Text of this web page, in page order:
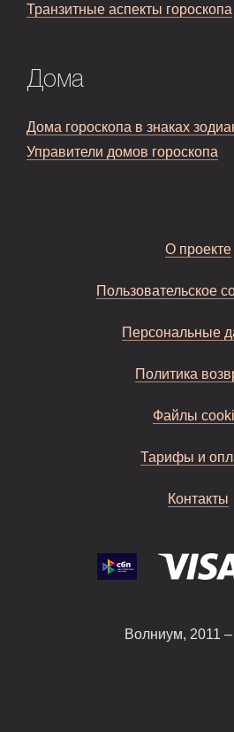
Транзитные аспекты гороскопа
Дома
Дома гороскопа в знаках
Управители домов гороскопа
О проекте
Пользовательское
Персональные
Политика
Файлы
Тарифы и
Контакты
Волниум, 2011